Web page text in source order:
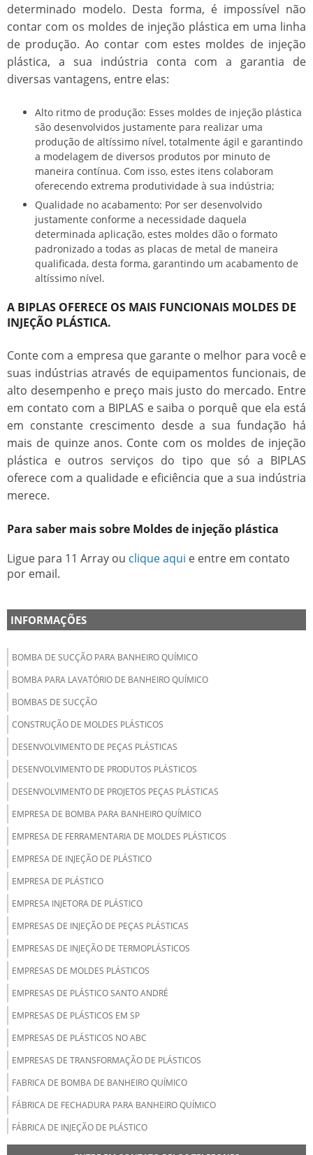
determinado modelo. Desta forma, é impossível não
contar com os moldes de injeção plástica em uma linha
de produção. Ao contar com estes moldes de injeção
plástica, a sua indústria conta com a garantia de
diversas vantagens, entre elas:
Alto ritmo de produção: Esses moldes de injeção plástica
são desenvolvidos justamente para realizar uma
produção de altíssimo nível, totalmente ágil e garantindo
a modelagem de diversos produtos por minuto de
maneira contínua. Com isso, estes itens colaboram
oferecendo extrema produtividade à sua indústria;
Qualidade no acabamento: Por ser desenvolvido
justamente conforme a necessidade daquela
determinada aplicação, estes moldes dão o formato
padronizado a todas as placas de metal de maneira
qualificada, desta forma, garantindo um acabamento de
altíssimo nível.
A BIPLAS OFERECE OS MAIS FUNCIONAIS MOLDES DE
INJEÇÃO PLÁSTICA.
Conte com a empresa que garante o melhor para você e
suas indústrias através de equipamentos funcionais, de
alto desempenho e preço mais justo do mercado. Entre
em contato com a BIPLAS e saiba o porquê que ela está
em constante crescimento desde a sua fundação há
mais de quinze anos. Conte com os moldes de injeção
plástica e outros serviços do tipo que só a BIPLAS
oferece com a qualidade e eficiência que a sua indústria
merece.
Para saber mais sobre Moldes de injeção plástica
Ligue para 11 Array ou clique aqui e entre em contato
por email.
INFORMAÇÕES
BOMBA DE SUCÇÃO PARA BANHEIRO QUÍMICO
BOMBA PARA LAVATÓRIO DE BANHEIRO QUÍMICO
BOMBAS DE SUCÇÃO
CONSTRUÇÃO DE MOLDES PLÁSTICOS
DESENVOLVIMENTO DE PEÇAS PLÁSTICAS
DESENVOLVIMENTO DE PRODUTOS PLÁSTICOS
DESENVOLVIMENTO DE PROJETOS PEÇAS PLÁSTICAS
EMPRESA DE BOMBA PARA BANHEIRO QUÍMICO
EMPRESA DE FERRAMENTARIA DE MOLDES PLÁSTICOS
EMPRESA DE INJEÇÃO DE PLÁSTICO
EMPRESA DE PLÁSTICO
EMPRESA INJETORA DE PLÁSTICO
EMPRESAS DE INJEÇÃO DE PEÇAS PLÁSTICAS
EMPRESAS DE INJEÇÃO DE TERMOPLÁSTICOS
EMPRESAS DE MOLDES PLÁSTICOS
EMPRESAS DE PLÁSTICO SANTO ANDRÉ
EMPRESAS DE PLÁSTICOS EM SP
EMPRESAS DE PLÁSTICOS NO ABC
EMPRESAS DE TRANSFORMAÇÃO DE PLÁSTICOS
FABRICA DE BOMBA DE BANHEIRO QUÍMICO
FÁBRICA DE FECHADURA PARA BANHEIRO QUÍMICO
FÁBRICA DE INJEÇÃO DE PLÁSTICO